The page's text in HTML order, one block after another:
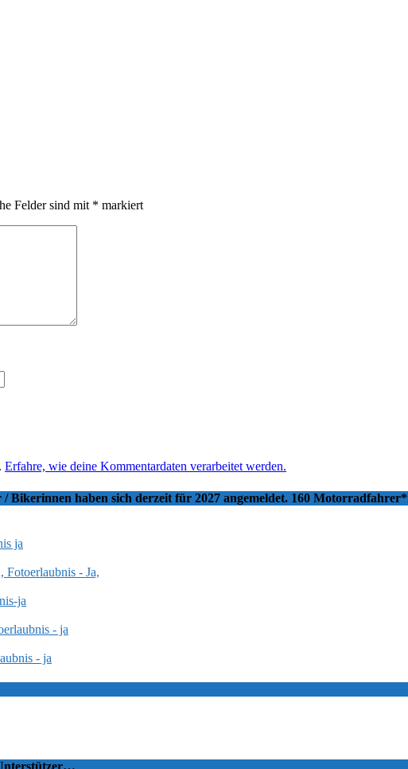
Felder sind mit * markiert
Erfahre, wie deine Kommentardaten verarbeitet werden.
Bikerinnen haben sich derzeit für 2027 angemeldet. 160
ja
- Ja,
ja
- ja
- ja